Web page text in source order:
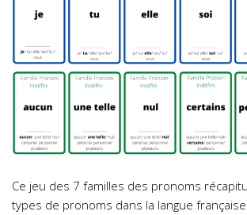
Ce jeu des 7 familles des pronoms
types de pronoms dans la langue